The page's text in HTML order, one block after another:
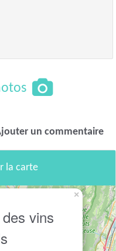
un commentaire
la carte
vins
×